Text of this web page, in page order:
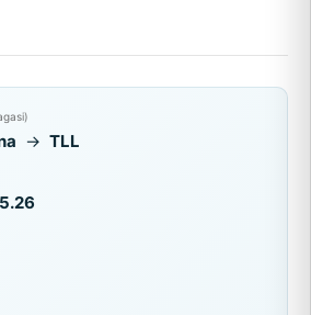
→ TLL